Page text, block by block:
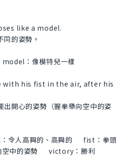
like a model.
的姿勢。
：像模特兒一樣
with his fist in the air, after his
出開心的姿勢（握拳舉向空中的姿
令人高興的、高興的 fist：拳頭
空中的姿勢 victory：勝利